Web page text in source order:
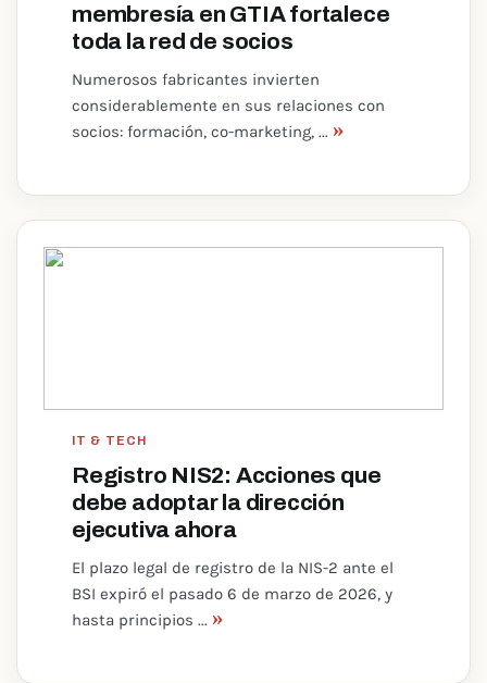
membresía en GTIA fortalece
toda la red de socios
Numerosos fabricantes invierten
considerablemente en sus relaciones con
socios: formación, co-marketing, ... »
IT & TECH
Registro NIS2: Acciones que
debe adoptar la dirección
ejecutiva ahora
El plazo legal de registro de la NIS-2 ante el
BSI expiró el pasado 6 de marzo de 2026, y
hasta principios ... »